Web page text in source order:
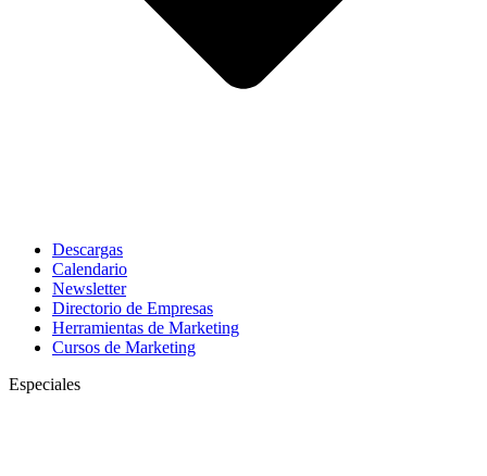
Descargas
Calendario
Newsletter
Directorio de Empresas
Herramientas de Marketing
Cursos de Marketing
Especiales